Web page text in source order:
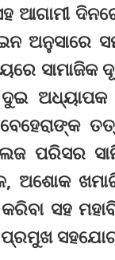
ଆଗାମୀ
ଅନୁସାରେ
ସାମାଜିକ
ପରିସର
ଅଶୋକ
ସହ
ପ୍ରମୁଖ